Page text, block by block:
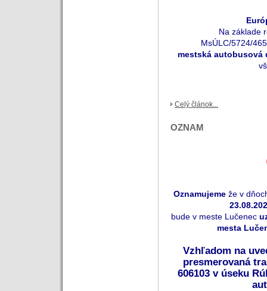
Eur
Na základe
MsÚLC/5724/
mestská autobusová
Celý článok...
OZNAM
Oznamujeme že v
bude v meste Lučenec
mesta
Vzhľadom na
presmerovaná
606103 v úseku